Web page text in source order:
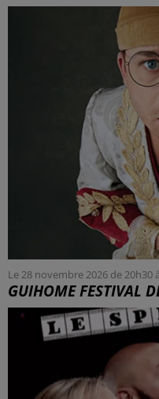
Le 28 novembre 2026 de 20h30
GUIHOME FESTIVAL